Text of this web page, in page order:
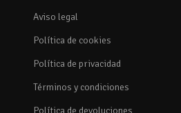
Aviso legal
Política de cookies
Política de privacidad
Términos y condiciones
Política de devoluciones